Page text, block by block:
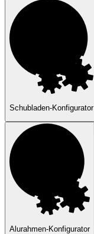
chevron_right
chevron_right Licht
chevron_right Türen
computer light_mode
language
arrow_drop_down
Schubladen-Konfigurator
Alurahmen-Konfigurator